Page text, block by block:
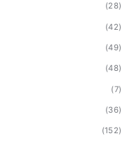
(28)
(42)
(49)
(48)
(7)
(36)
(152)